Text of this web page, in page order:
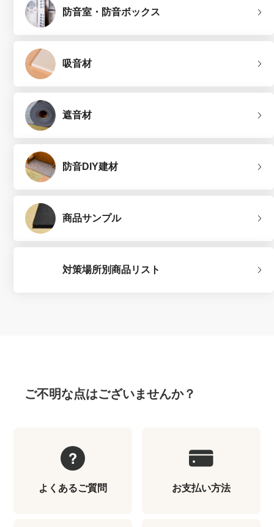
防音室・防音ボックス
吸音材
遮音材
防音DIY建材
商品サンプル
対策場所別商品リスト
ご不明な点はございませんか？
よくあるご質問 お支払い方法